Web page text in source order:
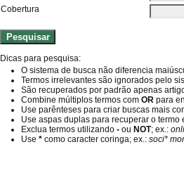
Cobertura
Dicas para pesquisa:
O sistema de busca não diferencia
Termos irrelevantes são ignorados pelo
São recuperados por padrão apenas
Combine múltiplos termos comOR para
Use parênteses para criar buscas mais
Use aspas duplas para recuperar o termo
Exclua termos utilizando- ou NOT; ex.:
Use* como caracter coringa; ex.:soci*